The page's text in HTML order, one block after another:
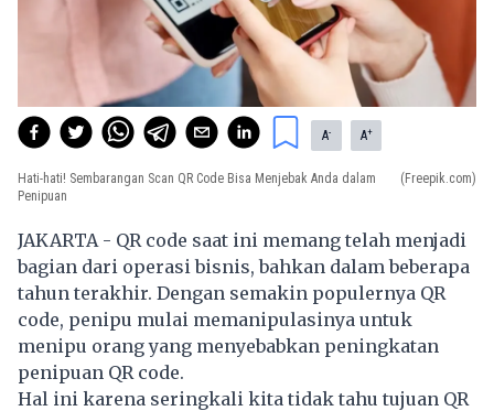
A- A+
Hati-hati! Sembarangan Scan QR Code Bisa Menjebak Anda dalam
Penipuan
(Freepik.com)
JAKARTA - QR code saat ini memang telah menjadi
bagian dari operasi bisnis, bahkan dalam beberapa
tahun terakhir. Dengan semakin populernya QR
code, penipu mulai memanipulasinya untuk
menipu orang yang menyebabkan peningkatan
penipuan QR code.
Hal ini karena seringkali kita tidak tahu tujuan QR